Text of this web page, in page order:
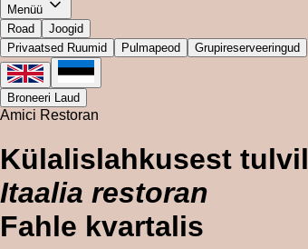
Menüü
Road
Joogid
Privaatsed Ruumid
Pulmapeod Grupireserveeringud
Broneeri Laud
Amici Restoran
Külalislahkusest tulvil
Itaalia restoran
Fahle kvartalis